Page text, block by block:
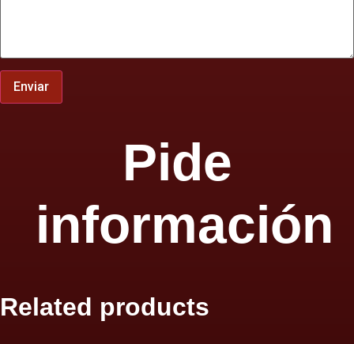
Enviar
Pide
información
Related products